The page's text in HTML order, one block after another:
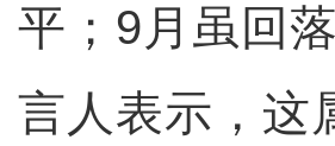
平；9月虽回
言人表示，这